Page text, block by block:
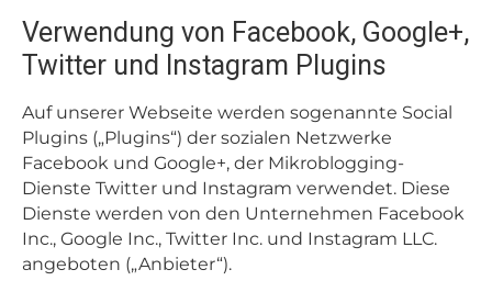
Verwendung von Facebook, Google+,
Twitter und Instagram Plugins
Auf unserer Webseite werden sogenannte Social
Plugins („Plugins“) der sozialen Netzwerke
Facebook und Google+, der Mikroblogging-
Dienste Twitter und Instagram verwendet. Diese
Dienste werden von den Unternehmen Facebook
Inc., Google Inc., Twitter Inc. und Instagram LLC.
angeboten („Anbieter“).